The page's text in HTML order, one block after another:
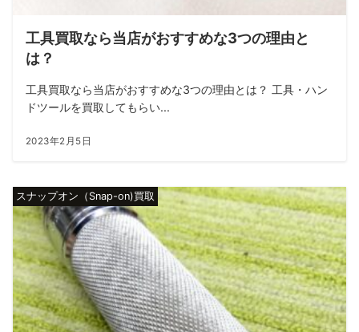
工具買取なら当店がおすすめな3つの理由と
は？
工具買取なら当店がおすすめな3つの理由とは？ 工具・ハン
ドツールを買取してもらい...
2023年2月5日
スナップオン（Snap-on)買取